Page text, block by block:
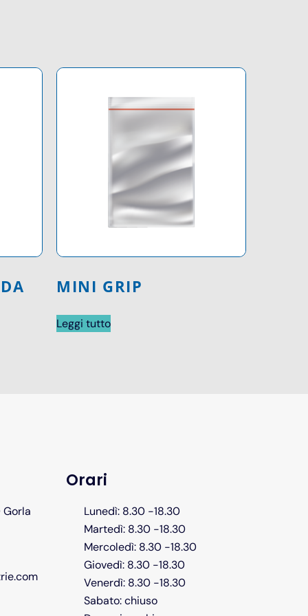
MINI GRIP
Leggi tutto
Gorla
Orari
Lunedì: 8.30 -18.30
Martedì: 8.30 -18.30
Mercoledì: 8.30 -18.30
Giovedì: 8.30 -18.30
Venerdì: 8.30 -18.30
Sabato: chiuso